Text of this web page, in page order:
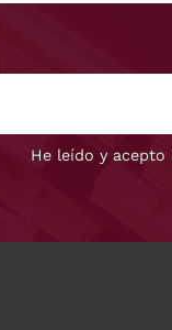
He leído y acepto